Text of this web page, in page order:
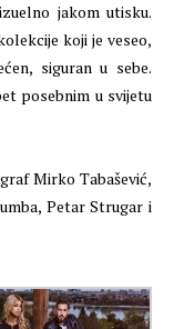
jakom utisku.
koji je veseo,
siguran u sebe.
posebnim u svijetu
Mirko Tabašević,
Petar Strugar i